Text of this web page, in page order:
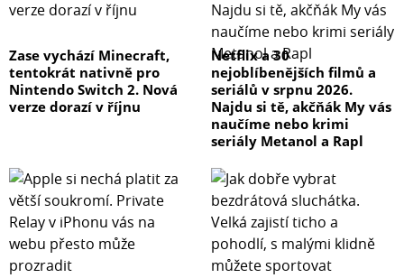
Zase vychází Minecraft,
tentokrát nativně pro
Nintendo Switch 2. Nová
verze dorazí v říjnu
Netflix a 30
nejoblíbenějších filmů a
seriálů v srpnu 2026.
Najdu si tě, akčňák My vás
naučíme nebo krimi
seriály Metanol a Rapl